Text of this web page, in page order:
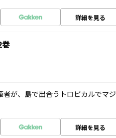
詳細を見る
が、島で出合うトロピカルでマジ
詳細を見る